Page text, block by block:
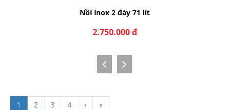
Nồi inox 2 đáy 71 lít
2.750.000 đ
1 2 3 4 › »